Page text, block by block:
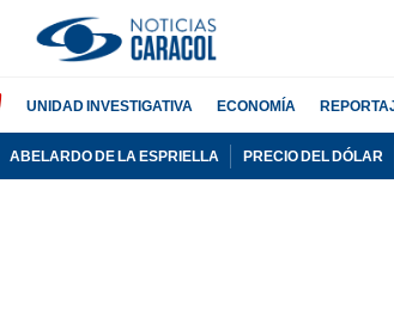
UNIDAD INVESTIGATIVA ECONOMÍA
ABELARDO DE LA ESPRIELLA PRECIO DEL DÓLAR